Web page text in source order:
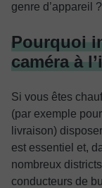
genre d’appareil
Pourquoi
caméra à
Si vous êtes
(par exemple
livraison)
est essentiel et,
nombreux
conducteurs de